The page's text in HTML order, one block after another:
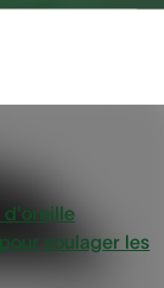
d'oreille
soulager les